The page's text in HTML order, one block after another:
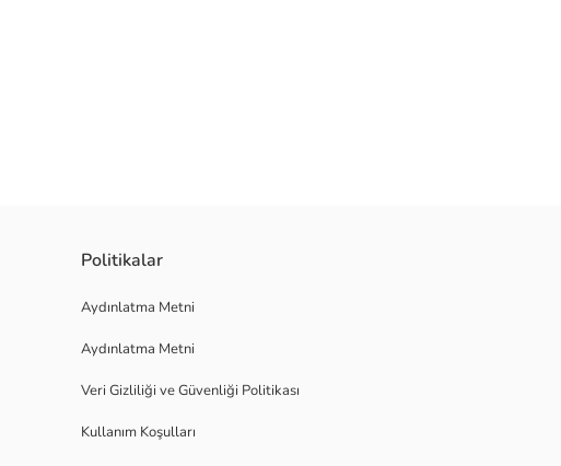
Politikalar
Aydınlatma Metni
Aydınlatma Metni
Veri Gizliliği ve Güvenliği Politikası
Kullanım Koşulları